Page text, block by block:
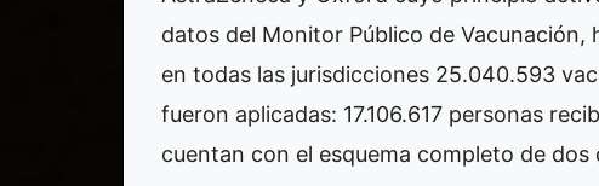
datos del Monitor Público de
en todas las jurisdicciones 25.040.593
fueron aplicadas: 17.106.617 personas
cuentan con el esquema completo de dos